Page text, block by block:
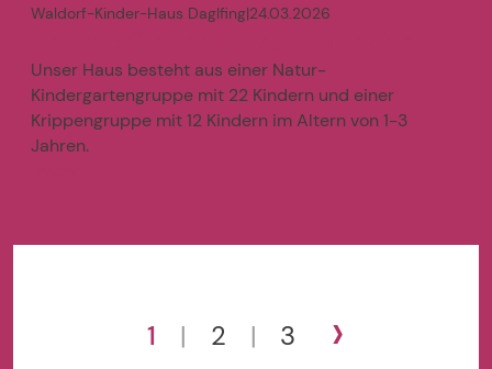
Waldorf-Kinder-Haus Daglfing|24.03.2026
Unser Haus besteht aus einer Natur-
Kindergartengruppe mit 22 Kindern und einer
Krippengruppe mit 12 Kindern im Altern von 1-3
Jahren.
1 | 2 | 3 ›